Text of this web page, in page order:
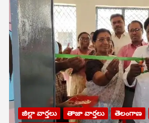
జిల్లా వార్తలు తాజా వార్తలు తెలంగాణ